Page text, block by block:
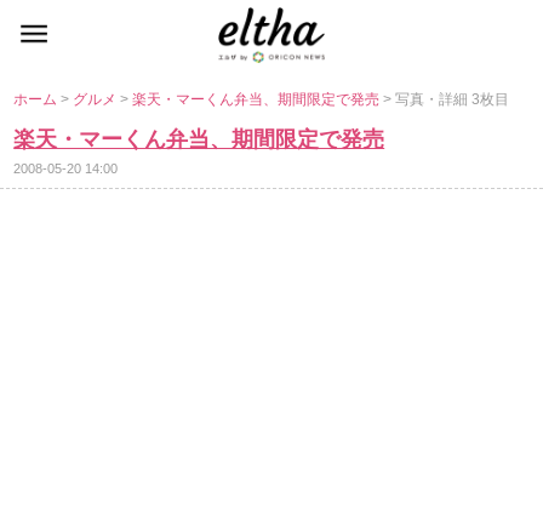
ホーム> グルメ>楽天・マーくん弁当、期間限定で発売> 写真・詳細 3枚目
楽天・マーくん弁当、期間限定で発売
2008-05-20 14:00